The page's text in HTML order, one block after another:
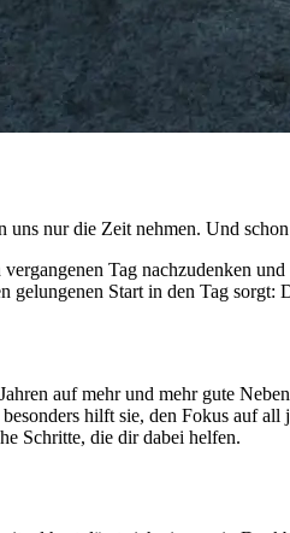
nur die Zeit nehmen. Und
Tag nachzudenken
gelungenen Start in den Tag sorgt:
auf mehr und mehr gute
hilft sie, den Fokus auf
Schritte, die dir dabei helfen.